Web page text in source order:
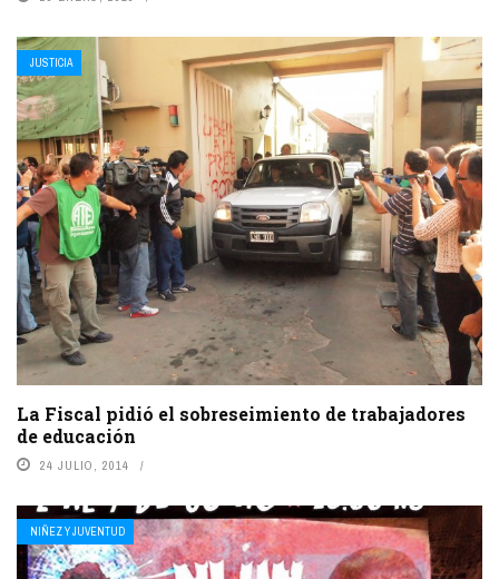
JUSTICIA
La Fiscal pidió el sobreseimiento de trabajadores
de educación
24 JULIO, 2014
NIÑEZ Y JUVENTUD